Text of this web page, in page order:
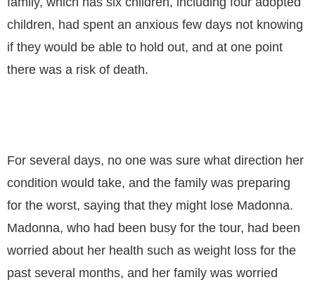
children, had spent an anxious few days not knowing
if they would be able to hold out, and at one point
there was a risk of death.
For several days, no one was sure what direction her
condition would take, and the family was preparing
for the worst, saying that they might lose Madonna.
Madonna, who had been busy for the tour, had been
worried about her health such as weight loss for the
past several months, and her family was worried